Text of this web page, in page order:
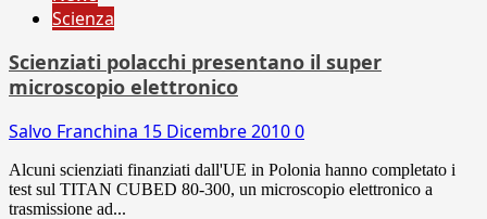
Scienza
Scienziati polacchi presentano il super
microscopio elettronico
Salvo Franchina 15 Dicembre 20100
Alcuni scienziati finanziati dall'UE in Polonia hanno completato i
test sul TITAN CUBED 80-300, un microscopio elettronico a
trasmissione ad...